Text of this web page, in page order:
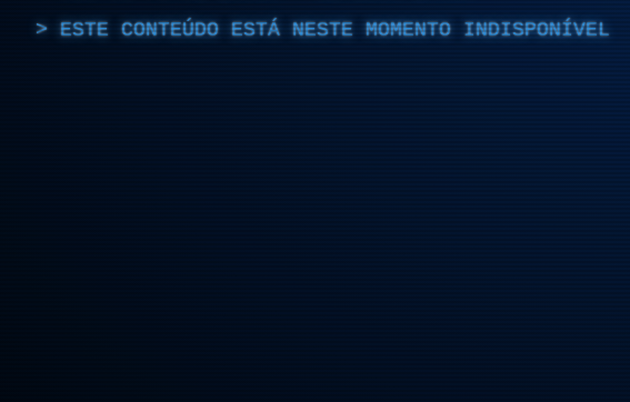
ESTE CONTEÚDO ESTÁ NESTE MOMENTO INDISPONÍVEL